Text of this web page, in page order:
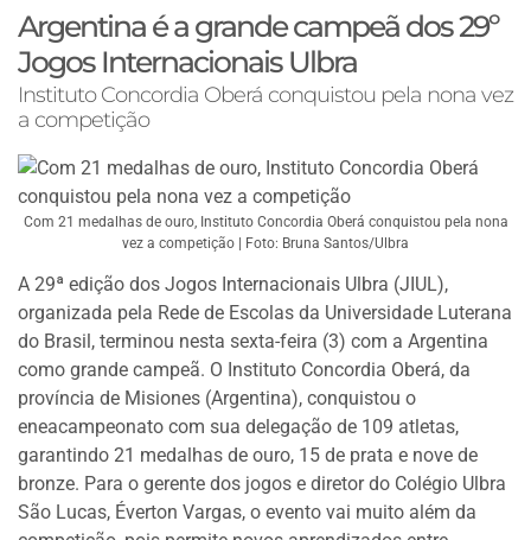
Argentina é a grande campeã dos 29º
Jogos Internacionais Ulbra
Instituto Concordia Oberá conquistou pela nona vez
a competição
Com 21 medalhas de ouro, Instituto Concordia Oberá conquistou pela nona
vez a competição | Foto: Bruna Santos/Ulbra
A 29ª edição dos Jogos Internacionais Ulbra (JIUL),
organizada pela Rede de Escolas da Universidade Luterana
do Brasil, terminou nesta sexta-feira (3) com a Argentina
como grande campeã. O Instituto Concordia Oberá, da
província de Misiones (Argentina), conquistou o
eneacampeonato com sua delegação de 109 atletas,
garantindo 21 medalhas de ouro, 15 de prata e nove de
bronze. Para o gerente dos jogos e diretor do Colégio Ulbra
São Lucas, Éverton Vargas, o evento vai muito além da